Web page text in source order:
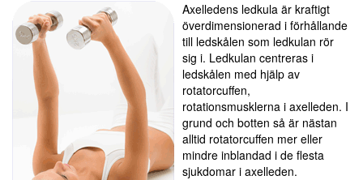
Axelledens ledkula är kraftigt
överdimensionerad i förhållande
till ledskålen som ledkulan rör
sig i. Ledkulan centreras i
ledskålen med hjälp av
rotatorcuffen,
rotationsmusklerna i axelleden. I
grund och botten så är nästan
alltid rotatorcuffen mer eller
mindre inblandad i de flesta
sjukdomar i axelleden.